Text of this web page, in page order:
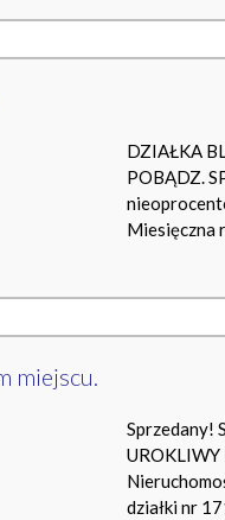
DZIAŁKA
POBĄDZ.
Miesięczna
miejscu.
Sprzedany!
UROKLIWY
działki nr